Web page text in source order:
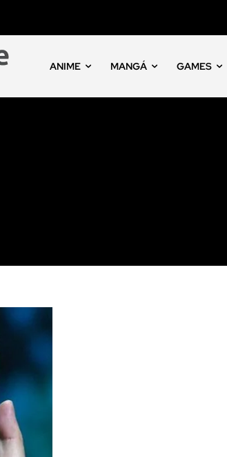
ANIME MANGÁ GAMES